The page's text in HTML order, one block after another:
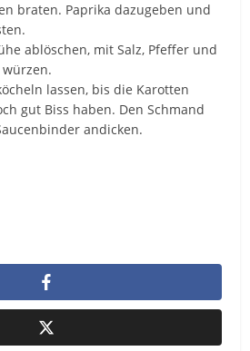
braten. Paprika dazugeben und
ablöschen, mit Salz, Pfeffer und
lassen, bis die Karotten
gut Biss haben. Den Schmand
andicken.